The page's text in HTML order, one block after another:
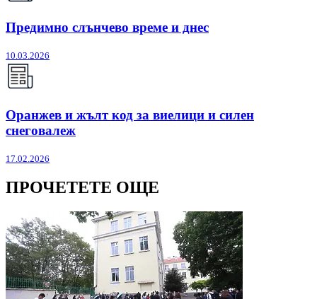
Предимно слънчево време и днес
10.03.2026
Оранжев и жълт код за виелици и силен
снеговалеж
17.02.2026
ПРОЧЕТЕТЕ ОЩЕ